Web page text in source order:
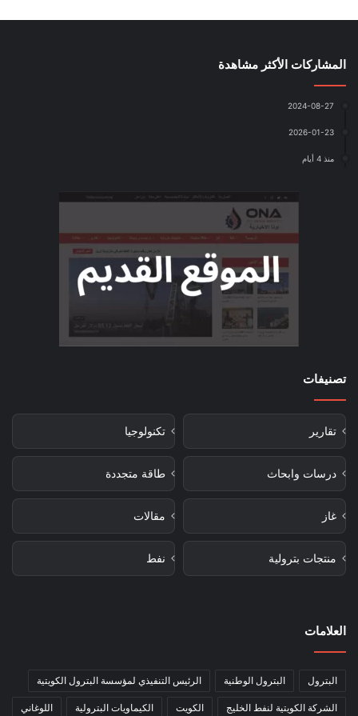
المشاركات الأكثر مشاهدة
2024-08-27
2026-01-23
منذ 4 أيام
تصنيفات
تقارير تكنولوجيا
درسات وابحاث طاقة متجددة
غاز مقالات
منتجات بترولية نفط
العلامات
البترول البترول الوطنية الرئيس التنفيذي لمؤسسة البترول الكويتية
الشركة الكويتية لنفط الخليج الكويت الكيماويات البترولية اللوغاني